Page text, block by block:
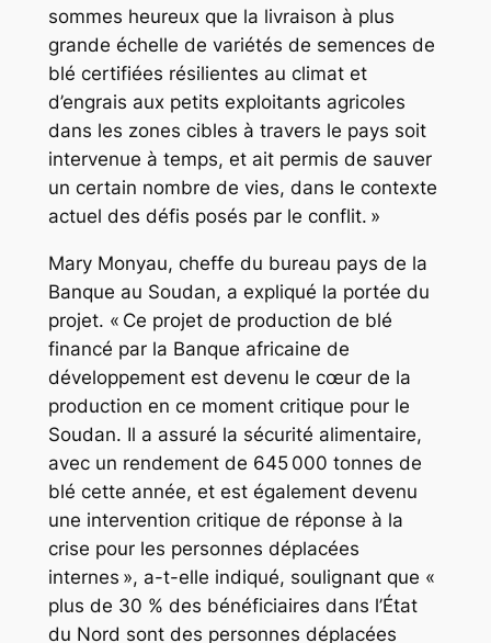
sommes heureux que la livraison à plus
grande échelle de variétés de semences de
blé certifiées résilientes au climat et
d’engrais aux petits exploitants agricoles
dans les zones cibles à travers le pays soit
intervenue à temps, et ait permis de sauver
un certain nombre de vies, dans le contexte
actuel des défis posés par le conflit. »
Mary Monyau, cheffe du bureau pays de la
Banque au Soudan, a expliqué la portée du
projet. « Ce projet de production de blé
financé par la Banque africaine de
développement est devenu le cœur de la
production en ce moment critique pour le
Soudan. Il a assuré la sécurité alimentaire,
avec un rendement de 645 000 tonnes de
blé cette année, et est également devenu
une intervention critique de réponse à la
crise pour les personnes déplacées
internes », a-t-elle indiqué, soulignant que «
plus de 30 % des bénéficiaires dans l’État
du Nord sont des personnes déplacées